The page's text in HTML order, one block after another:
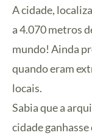
A cidade,
a 4.070 metros
mundo! Ainda
quando eram
locais.
Sabia que a
cidade